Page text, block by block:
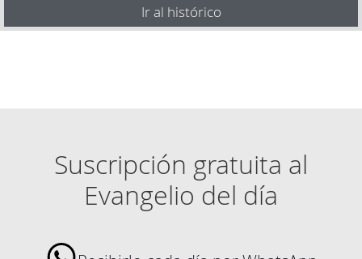
Ir al histórico
Suscripción gratuita al
Evangelio del día